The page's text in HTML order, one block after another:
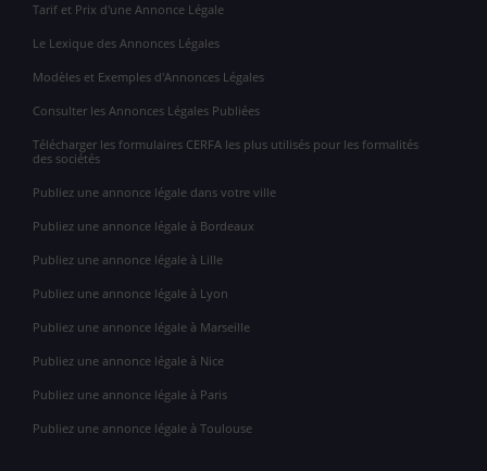
Tarif et Prix d'une Annonce Légale
Le Lexique des Annonces Légales
Modèles et Exemples d'Annonces Légales
Consulter les Annonces Légales Publiées
Télécharger les formulaires CERFA les plus utilisés pour les formalités
des sociétés
Publiez une annonce légale dans votre ville
Publiez une annonce légale à Bordeaux
Publiez une annonce légale à Lille
Publiez une annonce légale à Lyon
Publiez une annonce légale à Marseille
Publiez une annonce légale à Nice
Publiez une annonce légale à Paris
Publiez une annonce légale à Toulouse